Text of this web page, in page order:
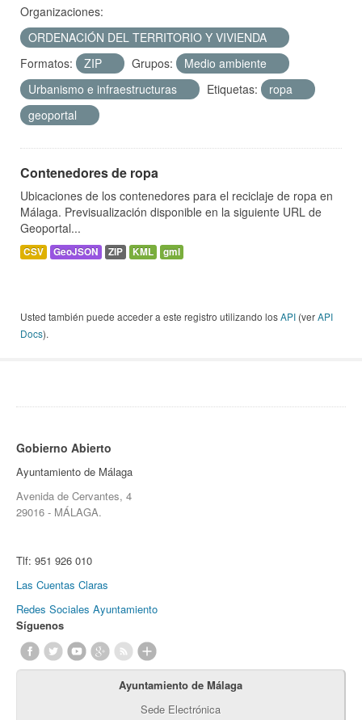
Organizaciones:
ORDENACIÓN DEL TERRITORIO Y VIVIENDA
Formatos:
ZIP Grupos:
Medio ambiente
Urbanismo e infraestructuras
Etiquetas:
ropa
geoportal
Contenedores de ropa
Ubicaciones de los contenedores para el reciclaje de ropa en
Málaga. Previsualización disponible en la siguiente URL de
Geoportal...
CSV GeoJSON ZIP KML gml
Usted también puede acceder a este registro utilizando losAPI (verAPI
Docs).
Gobierno Abierto
Ayuntamiento de Málaga
Avenida de Cervantes, 4
29016 - MÁLAGA.
Tlf: 951 926 010
Las Cuentas Claras
Redes Sociales Ayuntamiento
Síguenos
Ayuntamiento de Málaga
Sede Electrónica